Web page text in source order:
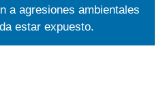
a agresiones ambientales
estar expuesto.